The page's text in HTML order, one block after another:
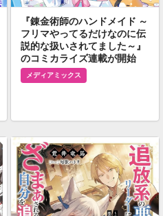
『錬金術師のハンドメイド ～
フリマやってるだけなのに伝
説的な扱いされてました～』
のコミカライズ連載が開始
メディアミックス